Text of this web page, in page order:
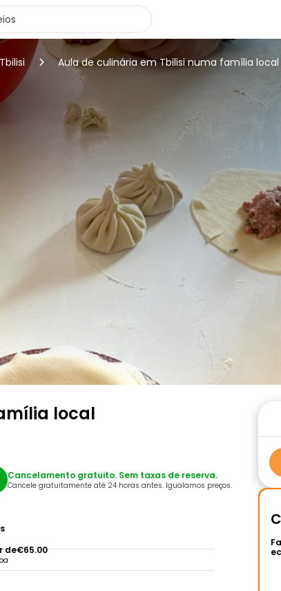
Aula de culinária em Tbilisi numa família local
local
de€65.00
Cancelamento gratuito. Sem taxas de reserva.
Cancele gratuitamente até 24 horas antes. Igualamos preços.